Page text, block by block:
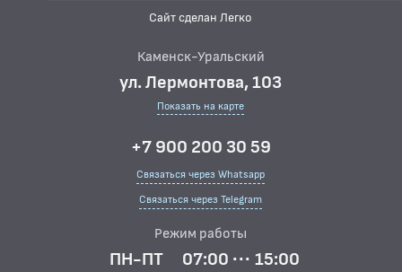
Сайт сделан Легко
Каменск-Уральский
ул. Лермонтова, 103
Показать на карте
+7 900 200 30 59
Связаться через Whatsapp
Связаться через Telegram
Режим работы
ПН-ПТ
07:00 ··· 15:00